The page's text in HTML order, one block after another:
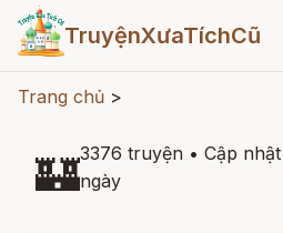
TruyệnXưaTíchCũ
Trang chủ >
🏰3376 truyện • Cập
ngày